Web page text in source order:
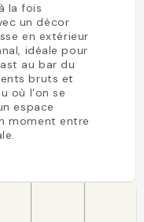
la fois
un décor
en extérieur
idéale pour
au bar du
bruts et
où l’on se
espace
moment entre